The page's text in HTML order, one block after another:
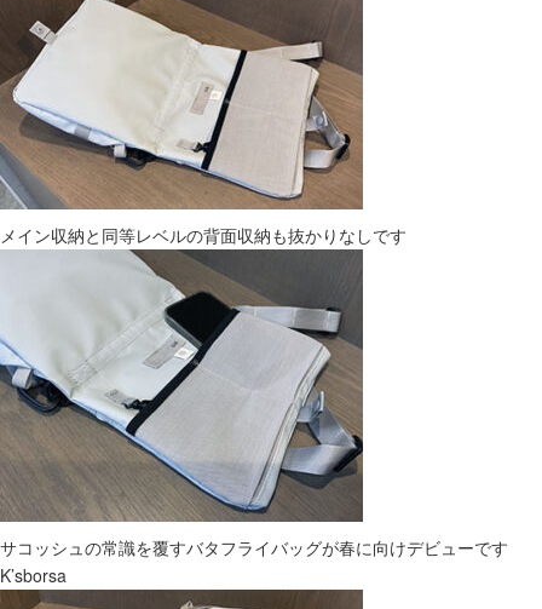
メイン収納と同等レベルの背面収納も抜かりなしです
サコッシュの常識を覆すバタフライバッグが春に向けデビューです
K’sborsa